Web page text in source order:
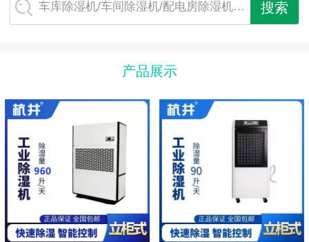
车库除湿机/车间除湿机/配电房除湿机…
产品展示